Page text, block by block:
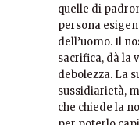
quelle di
persona
dell’uomo. Il
sacrifica, dà la
debolezza. La
sussidiarietà,
che chiede la